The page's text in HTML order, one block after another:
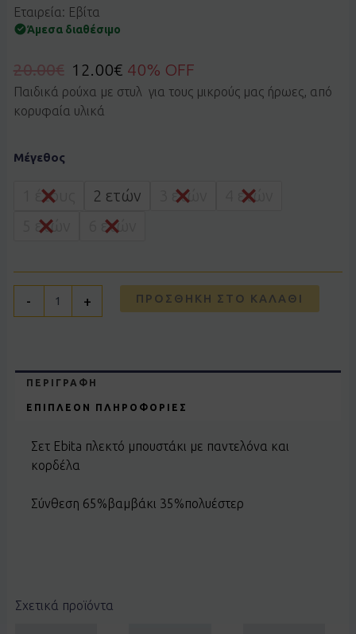
Εταιρεία: Εβίτα
Άμεσα διαθέσιμο
20.00€ 12.00€ 40% OFF
Παιδικά ρούχα με στυλ για τους μικρούς μας ήρωες, από
κορυφαία υλικά
Μέγεθος
1 έτους 2 ετών 3 ετών
4 ετών
5 ετών
6 ετών
-
EBITA
ποσότητα
+ ΠΡΟΣΘΉΚΗ ΣΤΟ ΚΑΛΆΘΙ
ΠΕΡΙΓΡΑΦΉ
ΕΠΙΠΛΈΟΝ ΠΛΗΡΟΦΟΡΊΕΣ
Σετ Ebita πλεκτό μπουστάκι με παντελόνα και
κορδέλα
Σύνθεση 65%βαμβάκι 35%πολυέστερ
Σχετικά προϊόντα